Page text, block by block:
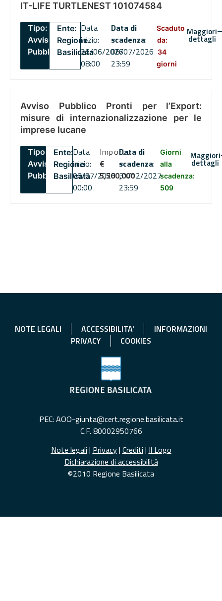
IT-LIFE TURTLENEST 101074584
Tipo:
Avviso
Pubblico
Ente:
Regione
Basilicata
Data
inizio:
26/06/2026
08:00
Data di
scadenza:
06/07/2026
23:59
Scaduto
da:
34
giorni
Maggiori
dettagli
Avviso Pubblico Pronti per l’Export:
misure di internazionalizzazione per le
imprese lucane
Tipo:
Avviso
Pubblico
Ente:
Regione
Basilicata
Data
inizio:
06/07/2026
00:00
Importo
€
5,500,000
Data di
scadenza:
31/12/2027
23:59
Giorni
alla
scadenza:
509
Maggiori
dettagli
NOTE LEGALI ACCESSIBILITA'
INFORMAZIONI
PRIVACY
COOKIES
PEC: AOO-giunta@cert.regione.basilicata.it
C.F. 80002950766
Note legali | Privacy| Crediti | Il Logo
Dichiarazione di accessibilità
©2010 Regione Basilicata